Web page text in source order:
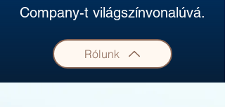
Company-t világszínvonalúvá.
Rólunk